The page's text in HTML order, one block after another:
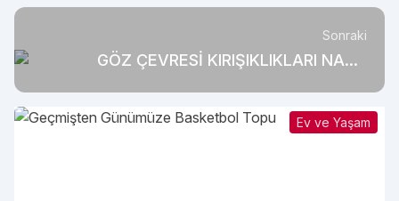
Sonraki
GÖZ ÇEVRESİ KIRIŞIKLIKLARI NASIL
Ev ve Yaşam